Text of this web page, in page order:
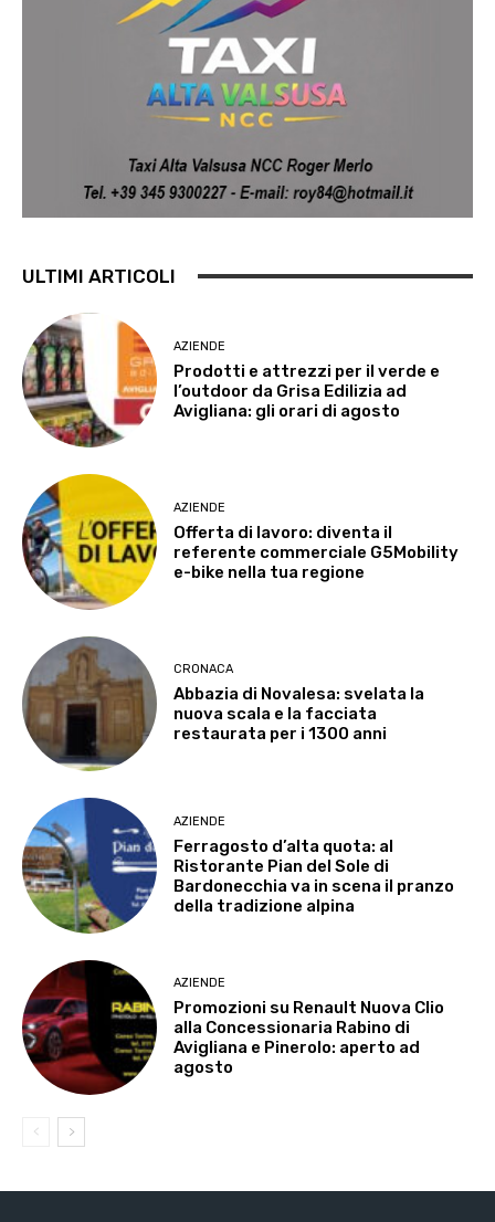
ULTIMI ARTICOLI
AZIENDE
Prodotti e attrezzi per il verde e
l’outdoor da Grisa Edilizia ad
Avigliana: gli orari di agosto
AZIENDE
Offerta di lavoro: diventa il
referente commerciale G5Mobility
e-bike nella tua regione
CRONACA
Abbazia di Novalesa: svelata la
nuova scala e la facciata
restaurata per i 1300 anni
AZIENDE
Ferragosto d’alta quota: al
Ristorante Pian del Sole di
Bardonecchia va in scena il pranzo
della tradizione alpina
AZIENDE
Promozioni su Renault Nuova Clio
alla Concessionaria Rabino di
Avigliana e Pinerolo: aperto ad
agosto